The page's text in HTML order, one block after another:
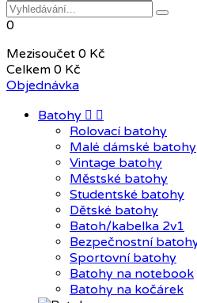
0
Mezisoučet 0 Kč
Celkem 0 Kč
Objednávka
Batohy  
Rolovací batohy
Malé dámské batohy
Vintage batohy
Městské batohy
Studentské batohy
Dětské batohy
Batoh/kabelka 2v1
Bezpečnostní
Sportovní batohy
Batohy na notebook
Batohy na kočárek